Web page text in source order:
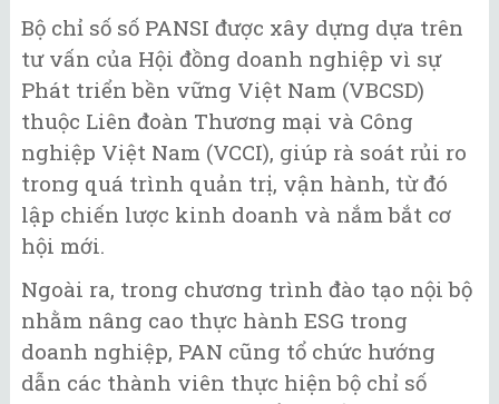
Bộ chỉ số số PANSI được xây dựng dựa trên
tư vấn của Hội đồng doanh nghiệp vì sự
Phát triển bền vững Việt Nam (VBCSD)
thuộc Liên đoàn Thương mại và Công
nghiệp Việt Nam (VCCI), giúp rà soát rủi ro
trong quá trình quản trị, vận hành, từ đó
lập chiến lược kinh doanh và nắm bắt cơ
hội mới.
Ngoài ra, trong chương trình đào tạo nội bộ
nhằm nâng cao thực hành ESG trong
doanh nghiệp, PAN cũng tổ chức hướng
dẫn các thành viên thực hiện bộ chỉ số